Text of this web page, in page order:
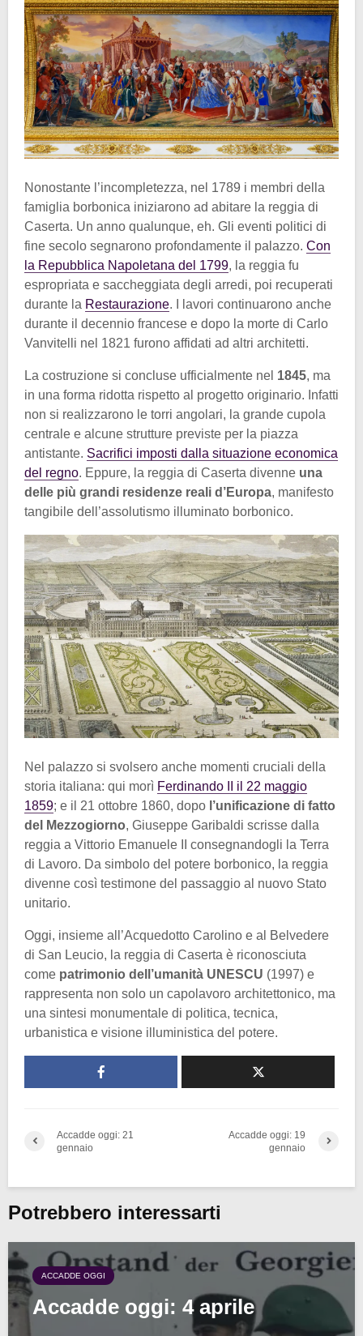
Nonostante l’incompletezza, nel 1789 i membri della
famiglia borbonica iniziarono ad abitare la reggia di
Caserta. Un anno qualunque, eh. Gli eventi politici di
fine secolo segnarono profondamente il palazzo. Con
la Repubblica Napoletana del 1799, la reggia fu
espropriata e saccheggiata degli arredi, poi recuperati
durante la Restaurazione. I lavori continuarono anche
durante il decennio francese e dopo la morte di Carlo
Vanvitelli nel 1821 furono affidati ad altri architetti.
La costruzione si concluse ufficialmente nel 1845, ma
in una forma ridotta rispetto al progetto originario. Infatti
non si realizzarono le torri angolari, la grande cupola
centrale e alcune strutture previste per la piazza
antistante. Sacrifici imposti dalla situazione economica
del regno. Eppure, la reggia di Caserta divenne una
delle più grandi residenze reali d’Europa, manifesto
tangibile dell’assolutismo illuminato borbonico.
Nel palazzo si svolsero anche momenti cruciali della
storia italiana: qui morì Ferdinando II il 22 maggio
1859; e il 21 ottobre 1860, dopo l’unificazione di fatto
del Mezzogiorno, Giuseppe Garibaldi scrisse dalla
reggia a Vittorio Emanuele II consegnandogli la Terra
di Lavoro. Da simbolo del potere borbonico, la reggia
divenne così testimone del passaggio al nuovo Stato
unitario.
Oggi, insieme all’Acquedotto Carolino e al Belvedere
di San Leucio, la reggia di Caserta è riconosciuta
come patrimonio dell’umanità UNESCU (1997) e
rappresenta non solo un capolavoro architettonico, ma
una sintesi monumentale di politica, tecnica,
urbanistica e visione illuministica del potere.
Accadde oggi: 21
gennaio
Accadde oggi: 19
gennaio
Potrebbero interessarti
ACCADDE OGGI
Accadde oggi: 4 aprile